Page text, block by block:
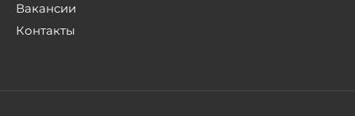
Вакансии
Контакты